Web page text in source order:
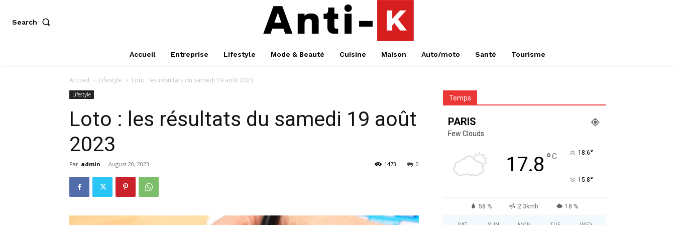
Search
Accueil Entreprise Lifestyle Mode & Beauté Cuisine Maison Auto/moto Santé Tourisme
Accueil Lifestyle Loto : les résultats du samedi 19 août 2023
Lifestyle
Loto : les résultats du samedi 19 août
2023
Par admin - August 20, 2023 0
1473
Temps
PARIS
Few Clouds
17.8 °C 18.6°
15.8°
58 % 2.3kmh 18 %